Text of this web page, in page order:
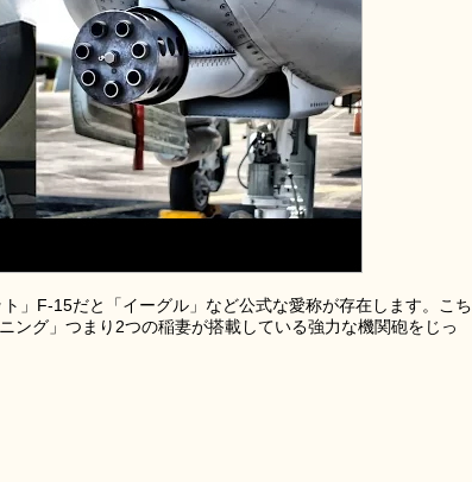
」F-15だと「イーグル」など公式な愛称が存在します。こち
ング」つまり2つの稲妻が搭載している強力な機関砲をじっ